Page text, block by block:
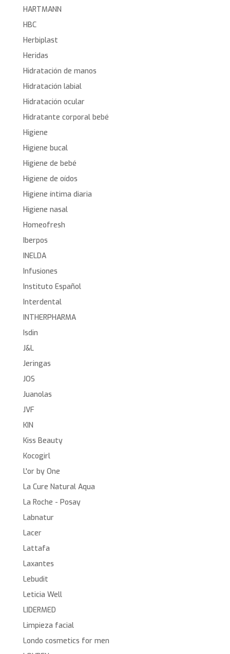
HARTMANN
HBC
Herbiplast
Heridas
Hidratación de manos
Hidratación labial
Hidratación ocular
Hidratante corporal bebé
Higiene
Higiene bucal
Higiene de bebé
Higiene de oídos
Higiene íntima diaria
Higiene nasal
Homeofresh
Iberpos
INELDA
Infusiones
Instituto Español
Interdental
INTHERPHARMA
Isdin
J&L
Jeringas
JOS
Juanolas
JVF
KIN
Kiss Beauty
Kocogirl
L'or by One
La Cure Natural Aqua
La Roche - Posay
Labnatur
Lacer
Lattafa
Laxantes
Lebudit
Leticia Well
LIDERMED
Limpieza facial
Londo cosmetics for men